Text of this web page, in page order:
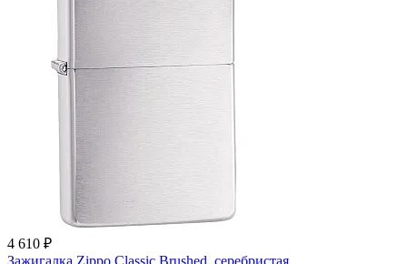
4 610 ₽
Зажигалка Zippo Classic Brushed, серебристая